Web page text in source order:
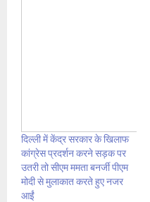
दिल्ली में केंद्र सरकार के खिलाफ
कांग्रेस प्रदर्शन करने सड़क पर
उतरी तो सीएम ममता बनर्जी पीएम
मोदी से मुलाकात करते हुए नजर
आईं